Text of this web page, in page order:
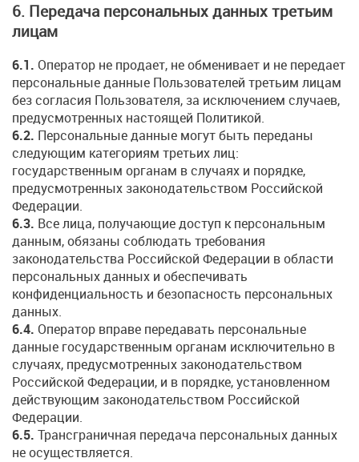
6. Передача персональных данных третьим
лицам
6.1. Оператор не продает, не обменивает и не передает
персональные данные Пользователей третьим лицам
без согласия Пользователя, за исключением случаев,
предусмотренных настоящей Политикой.
6.2. Персональные данные могут быть переданы
следующим категориям третьих лиц:
государственным органам в случаях и порядке,
предусмотренных законодательством Российской
Федерации.
6.3. Все лица, получающие доступ к персональным
данным, обязаны соблюдать требования
законодательства Российской Федерации в области
персональных данных и обеспечивать
конфиденциальность и безопасность персональных
данных.
6.4. Оператор вправе передавать персональные
данные государственным органам исключительно в
случаях, предусмотренных законодательством
Российской Федерации, и в порядке, установленном
действующим законодательством Российской
Федерации.
6.5. Трансграничная передача персональных данных
не осуществляется.